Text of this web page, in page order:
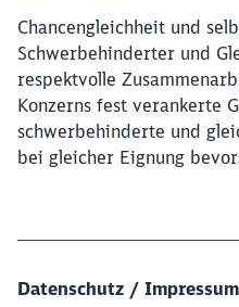
Chancengleichheit und
Schwerbehinderter und
respektvolle
Konzerns fest verankerte
schwerbehinderte und
bei gleicher Eignung
Datenschutz / Impressum